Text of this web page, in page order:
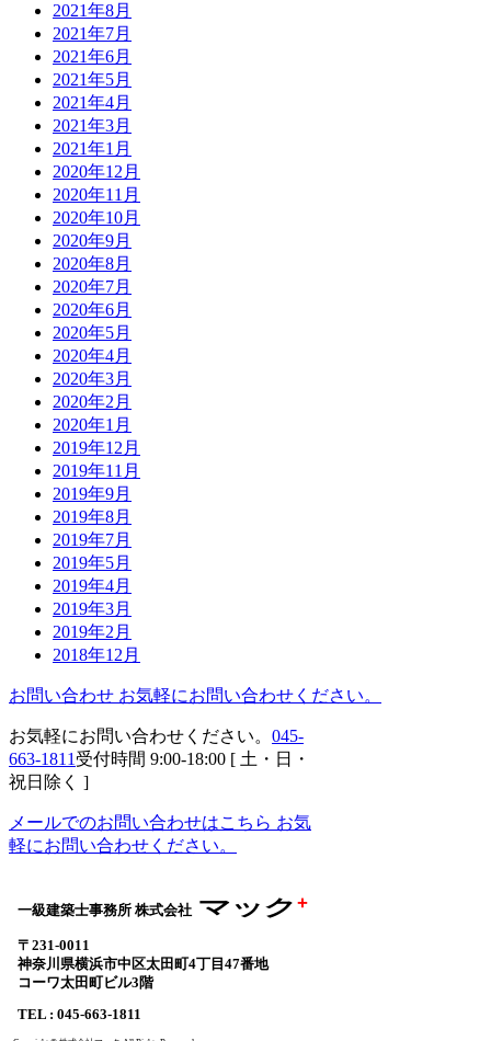
2021年8月
2021年7月
2021年6月
2021年5月
2021年4月
2021年3月
2021年1月
2020年12月
2020年11月
2020年10月
2020年9月
2020年8月
2020年7月
2020年6月
2020年5月
2020年4月
2020年3月
2020年2月
2020年1月
2019年12月
2019年11月
2019年9月
2019年8月
2019年7月
2019年5月
2019年4月
2019年3月
2019年2月
2018年12月
お問い合わせ お気軽にお問い合わせください。
お気軽にお問い合わせください。 045-
663-1811受付時間 9:00-18:00 [ 土・日・
祝日除く ]
メールでのお問い合わせはこちら お気
軽にお問い合わせください。
一級建築士事務所 株式会社 マック +
〒231-0011
神奈川県横浜市中区太田町4丁目47番地
コーワ太田町ビル3階
TEL : 045-663-1811